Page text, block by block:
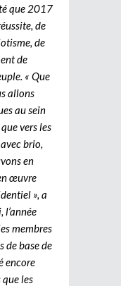
que 2017
de
de
de
« Que
allons
au sein
vers les
brio,
en
œuvre
», a
membres
de base de
encore
les